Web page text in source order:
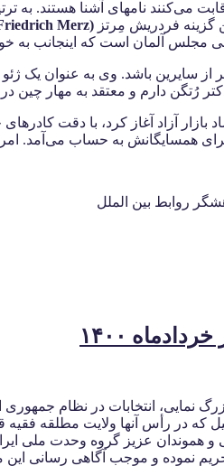
نامهای آشنا هستند. به
گزینه فردریش مِرتز (Friedrich Merz)
آلمان است که اینجانب به
سایرین باشد. وی به عنوان یک
رُتگن دارم و معتقد به مهار چین در
بازار آزاد آغاز کرد، با
همسایگانش به حساب می‌آمد.
روابط بین الملل
۱۴۰۰
نمایی، انتخابات در نظام
در رأس آنها ولایت مطلقه فقیه
عزیز گروه وحدت ملی
نموده و موجب آگاهی رسانی